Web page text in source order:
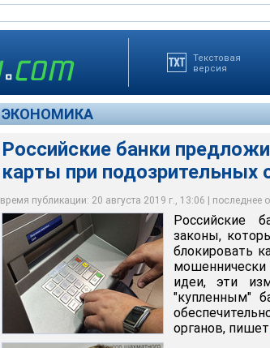
Текстовая
версия
ЭКОНОМИКА
Российские банки
карты при подозрительных
время публикации: 20 августа 2019 г., 13:06 | последнее
Российские банки предлагают внести
до 30 рабочих дней блокировать карты при
мошеннически списанных средств
Moscow-Live.ru / Михаил Тихонов
Как пояснил вице-президент АБР Алексей
возможно только в момент списания из
узнает о хищении, когда средства уже
Ассоциация банков России
Российские
законы,
блокировать
идеи, эти
"купленным"
органов, пишет